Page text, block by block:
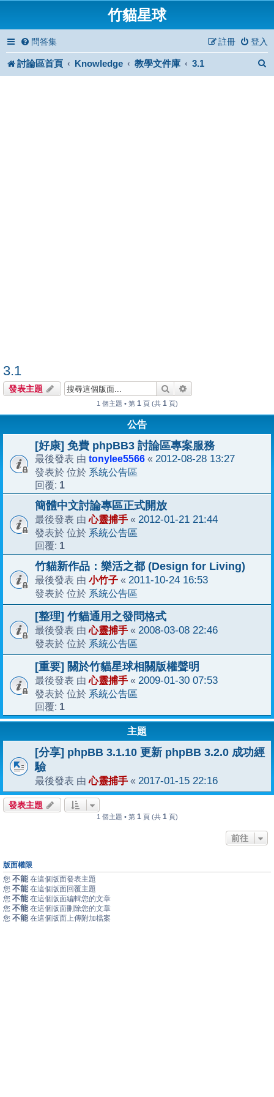
竹貓星球
問答集 登入
註冊
討論區首頁 Knowledge 教學文件庫 3.1
3.1
發表主題 搜尋
1 個主題 • 第 1 頁 (共 1 頁)
公告
[好康] 免費 phpBB3 討論區專案服務
最後發表 由 tonylee5566 « 2012-08-28 13:27
發表於 位於 系統公告區
回覆: 1
簡體中文討論專區正式開放
最後發表 由心靈捕手 « 2012-01-21 21:44
發表於 位於 系統公告區
回覆: 1
竹貓新作品：樂活之都 (Design for Living)
最後發表 由 小竹子 « 2011-10-24 16:53
發表於 位於 系統公告區
[整理] 竹貓通用之發問格式
最後發表 由心靈捕手 « 2008-03-08 22:46
發表於 位於 系統公告區
[重要] 關於竹貓星球相關版權聲明
最後發表 由心靈捕手 « 2009-01-30 07:53
發表於 位於 系統公告區
回覆: 1
主題
[分享] phpBB 3.1.10 更新 phpBB 3.2.0 成功經
驗
最後發表 由心靈捕手 « 2017-01-15 22:16
發表主題
1 個主題 • 第 1 頁 (共 1 頁)
前往
版面權限
您 不能 在這個版面發表主題
您 不能 在這個版面回覆主題
您 不能 在這個版面編輯您的文章
您 不能 在這個版面刪除您的文章
您 不能 在這個版面上傳附加檔案